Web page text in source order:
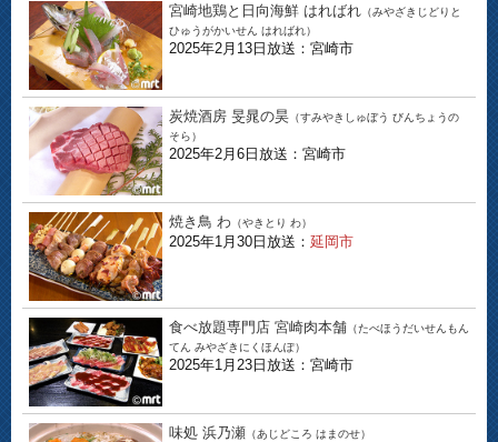
宮崎地鶏と日向海鮮 はればれ （みやざきじどりと
ひゅうがかいせん はればれ）
2025年2月13日放送：宮崎市
炭焼酒房 旻晁の昊 （すみやきしゅぼう びんちょうの
そら）
2025年2月6日放送：宮崎市
焼き鳥 わ （やきとり わ）
2025年1月30日放送： 延岡市
食べ放題専門店 宮崎肉本舗 （たべほうだいせんもん
てん みやざきにくほんぽ）
2025年1月23日放送：宮崎市
味処 浜乃瀬 （あじどころ はまのせ）